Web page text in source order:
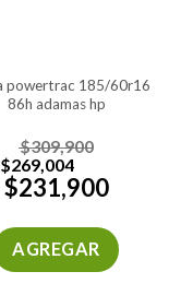
86h adamas hp
$309,900
$269,004
$231,900
AGREGAR